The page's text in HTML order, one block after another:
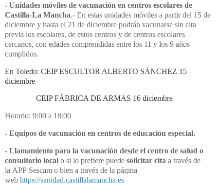
- Unidades móviles de vacunación en centros escolares de
Castilla-La Mancha.- En estas unidades móviles a partir del 15 de
diciembre y hasta el 21 de diciembre podrán vacunarse sin cita
previa los escolares, de estos centros y de centros escolares
cercanos, con edades comprendidas entre los 11 y los 9 años
cumplidos.
En Toledo: CEIP ESCULTOR ALBERTO SÁNCHEZ 15
diciembre
CEIP FÁBRICA DE ARMAS 16 diciembre
Horario: 9:00 a 18:00
- Equipos de vacunación en centros de educación especial.
- Llamamiento para la vacunación desde el centro de salud o
consultorio local o si lo prefiere puede solicitar cita a través de
la APP Sescam o bien a través de la página
web https://sanidad.castillalamancha.es